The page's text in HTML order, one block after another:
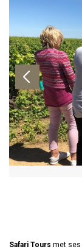
Safari Tours met ses